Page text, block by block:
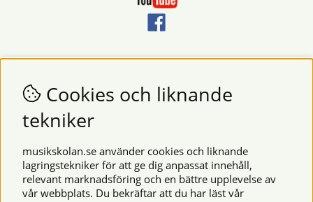
Nyhetsbrev
Vill du få nyheter och erbjudanden från oss? Fyll då i din e-
postadress i fältet nedan.
Säkra betalningar
Cookies och liknande
tekniker
musikskolan.se använder cookies och liknande
lagringstekniker för att ge dig anpassat innehåll,
relevant marknadsföring och en bättre upplevelse av
vår webbplats. Du bekräftar att du har läst vår